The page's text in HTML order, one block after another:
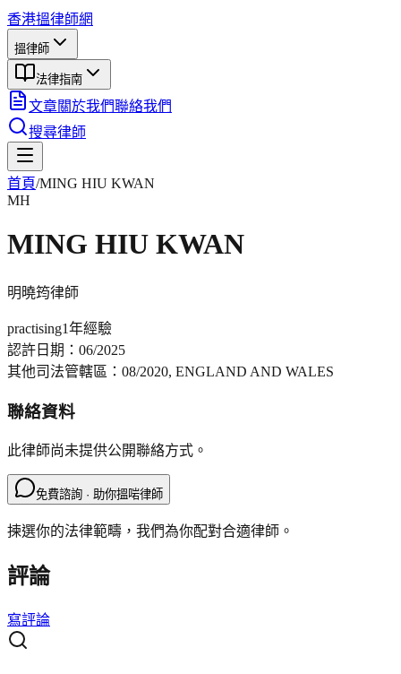
香港搵律師網
搵律師
法律指南
文章關於我們聯絡我們
搜尋律師
首頁/MING HIU KWAN
MH
MING HIU KWAN
明曉筠律師
practising1年經驗
認許日期： 06/2025
其他司法管轄區： 08/2020, ENGLAND AND WALES
聯絡資料
此律師尚未提供公開聯絡方式。
免費諮詢 · 助你搵啱律師
揀選你的法律範疇，我們為你配對合適律師。
評論
寫評論